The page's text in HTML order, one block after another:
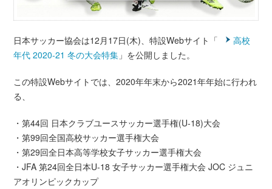
日本サッカー協会は12月17日(木)、特設Webサイト「
高校
年代 2020-21 冬の大会特集 」を公開しました。
この特設Webサイトでは、2020年年末から2021年年始に行われ
る、
・第44回 日本クラブユースサッカー選手権(U-18)大会
・第99回全国高校サッカー選手権大会
・第29回全日本高等学校女子サッカー選手権大会
・JFA 第24回全日本U-18 女子サッカー選手権大会 JOC ジュニ
アオリンピックカップ